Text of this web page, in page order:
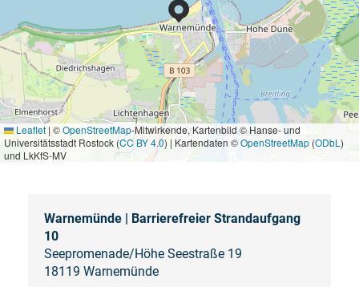
Leaflet | ©OpenStreetMap-Mitwirkende, Kartenbild © Hanse- und
Universitätsstadt Rostock (CC BY 4.0) | Kartendaten ©OpenStreetMap (ODbL )
und LkKfS-MV
Warnemünde | Barrierefreier Strandaufgang
10
Seepromenade/Höhe Seestraße 19
18119 Warnemünde